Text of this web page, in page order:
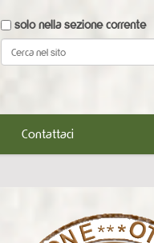
Cerca nel sito
solo nella sezione corrente
Contattaci